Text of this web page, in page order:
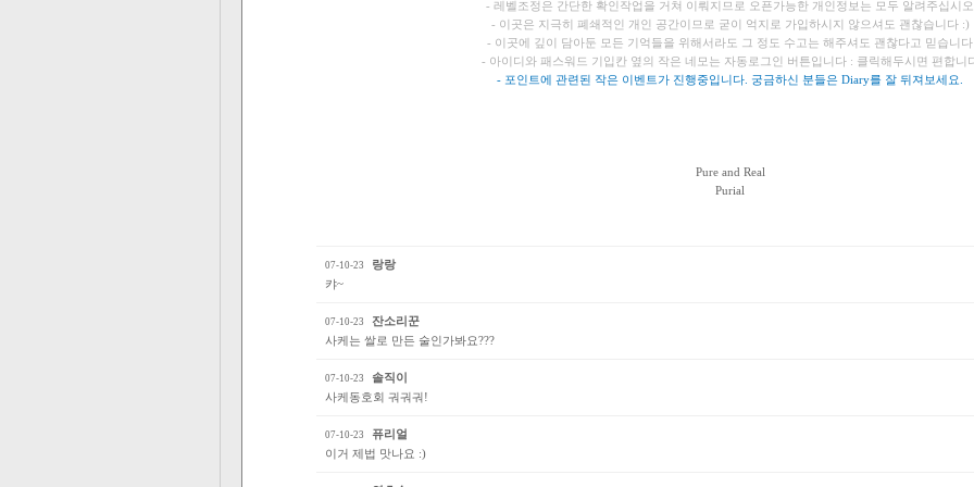
- 레벨조정은 간단한 확인작업을 거쳐 이뤄지므로 오픈가능한 개인정보는 모두 알려주십시오
- 이곳은 지극히 폐쇄적인 개인 공간이므로 굳이 억지로 가입하시지 않으셔도 괜찮습니다 :)
- 이곳에 깊이 담아둔 모든 기억들을 위해서라도 그 정도 수고는 해주셔도 괜찮다고 믿습니다
- 아이디와 패스워드 기입칸 옆의 작은 네모는 자동로그인 버튼입니다 : 클릭해두시면 편합니
- 포인트에 관련된 작은 이벤트가 진행중입니다. 궁금하신 분들은 Diary를 잘 뒤져보세요.
Pure and Real
Purial
07-10-23
랑랑
캬~
07-10-23
잔소리꾼
사케는 쌀로 만든 술인가봐요???
07-10-23
솔직이
사케동호회 궈궈궈!
07-10-23
퓨리얼
이거 제법 맛나요 :)